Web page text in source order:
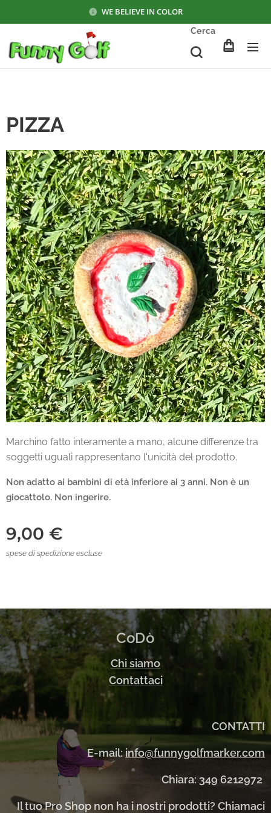
WE BELIEVE IN COLOR
Cerca
PIZZA
Marchino fatto interamente a mano, alcune differenze tra
soggetti uguali rappresentano l'unicità del prodotto.
Non adatto ai bambini di età inferiore ai 3 anni. Non è un
giocattolo. Non ingerire.
9,00 €
spese di spedizione escluse
CoDò
Chi siamo
Contattaci
CONTATTI
E-mail:info@funnygolfmarker.com
Chiara: 349 6212972
Il tuo Pro Shop non ha i nostri prodotti? Chiamaci